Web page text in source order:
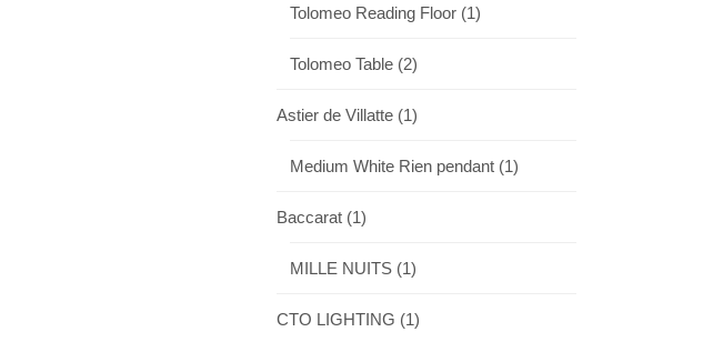
Tolomeo Reading Floor (1)
Tolomeo Table (2)
Astier de Villatte (1)
Medium White Rien pendant (1)
Baccarat (1)
MILLE NUITS (1)
CTO LIGHTING (1)